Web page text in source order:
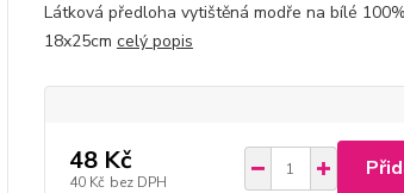
Látková předloha vytištěná modře na bílé
18x25cm celý popis
48 Kč
40 Kč bez DPH